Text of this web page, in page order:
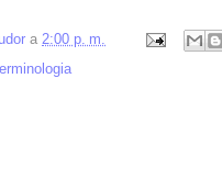
a 2:00 p. m.